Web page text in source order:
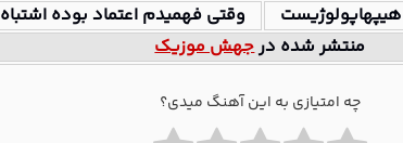
وقتی فهمیدم اعتماد بوده اشتباه
منتشر شده درجهش موزیک
چه امتیازی به این آهنگ میدی؟